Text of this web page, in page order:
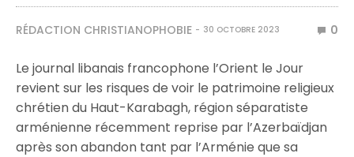
RÉDACTION CHRISTIANOPHOBIE 30 OCTOBRE 2023 0
Le journal libanais francophone l’Orient le Jour
revient sur les risques de voir le patrimoine religieux
chrétien du Haut-Karabagh, région séparatiste
arménienne récemment reprise par l’Azerbaïdjan
après son abandon tant par l’Arménie que sa